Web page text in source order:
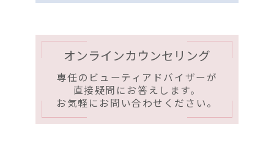
オンラインカウンセリング
専任のビューティアドバイザーが
直接疑問にお答えします。
お気軽にお問い合わせください。